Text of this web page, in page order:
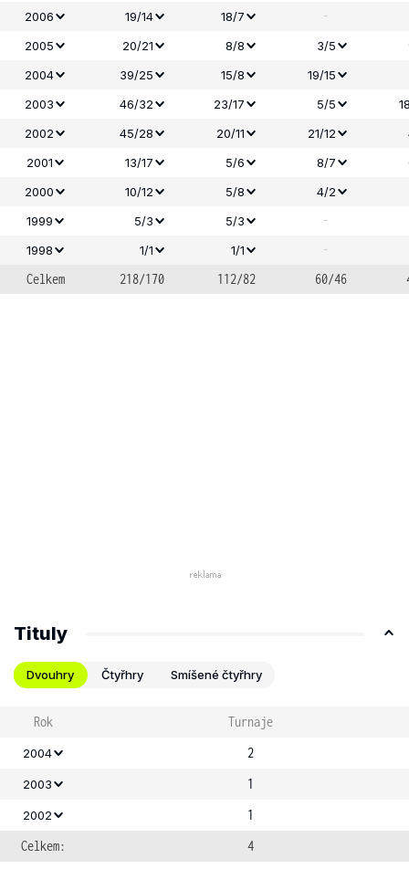
2006
19/14 18/7 -
2005 20/21 8/8 3/5
2004
39/25 15/8 19/15
2003
46/32 23/17 5/5
2002
45/28 20/11 21/12
2001
13/17 5/6 8/7
2000
10/12 5/8
4/2
1999
5/3 5/3 -
1998 1/1 1/1
-
Celkem
218/170 112/82 60/46
Tituly
Dvouhry Čtyřhry Smíšené čtyřhry
Rok Turnaje
2004 2
2003 1
2002
1
Celkem:
4